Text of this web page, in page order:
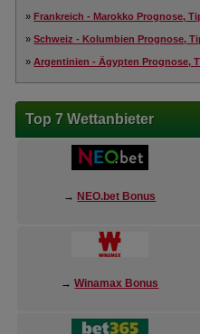
»Frankreich - Marokko Prognose,
»Schweiz - Kolumbien Prognose,
»Argentinien - Ägypten Prognose,
Top 7 Wettanbieter
→ NEO.bet Bonus
→Winamax Bonus